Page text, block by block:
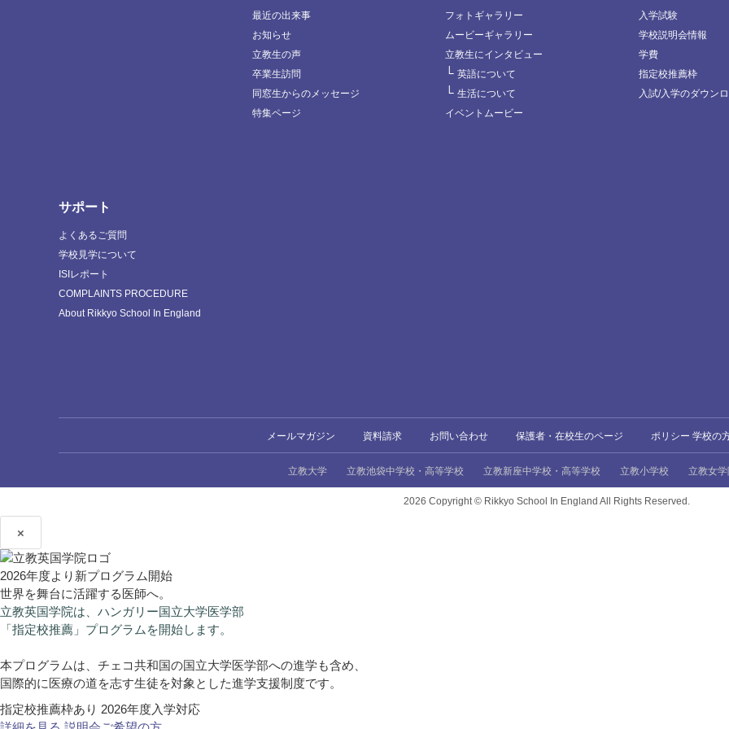
最近の出来事
お知らせ
立教生の声
卒業生訪問
同窓生からのメッセージ
特集ページ
フォトギャラリー
ムービーギャラリー
立教生にインタビュー
└ 英語について
└ 生活について
イベントムービー
入学試験
学校説明会情報
学費
指定校推薦枠
入試/入学のダウン
サポート
よくあるご質問
学校見学について
ISIレポート
COMPLAINTS PROCEDURE
About Rikkyo School In England
メールマガジン 資料請求 お問い合わせ 保護者・在校生のページ ポリシー 学校の
立教大学 立教池袋中学校・高等学校 立教新座中学校・高等学校 立教小学校 立教女
2026 Copyright © Rikkyo School In England All Rights Reserved.
×
2026年度より新プログラム開始
世界を舞台に活躍する医師へ。
立教英国学院は、ハンガリー国立大学医学部
「指定校推薦」プログラムを開始します。
本プログラムは、チェコ共和国の国立大学医学部への進学も含め、
国際的に医療の道を志す生徒を対象とした進学支援制度です。
指定校推薦枠あり 2026年度入学対応